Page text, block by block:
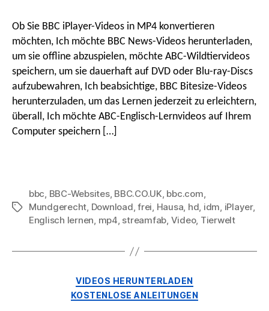
Sie
BBC-
Videos
mit
BBC
Video
Downloaders
kostenlos
Ob Sie BBC iPlayer-Videos in MP4 konvertieren
möchten, Ich möchte BBC News-Videos herunterladen,
um sie offline abzuspielen, möchte ABC-Wildtiervideos
speichern, um sie dauerhaft auf DVD oder Blu-ray-Discs
aufzubewahren, Ich beabsichtige, BBC Bitesize-Videos
herunterzuladen, um das Lernen jederzeit zu erleichtern,
überall, Ich möchte ABC-Englisch-Lernvideos auf Ihrem
Computer speichern […]
Stichworte
bbc, BBC-Websites, BBC.CO.UK, bbc.com,
Mundgerecht, Download,frei, Hausa, hd, idm, iPlayer,
Englisch lernen, mp4, streamfab, Video, Tierwelt
Kategorien
VIDEOS HERUNTERLADEN
KOSTENLOSE ANLEITUNGEN